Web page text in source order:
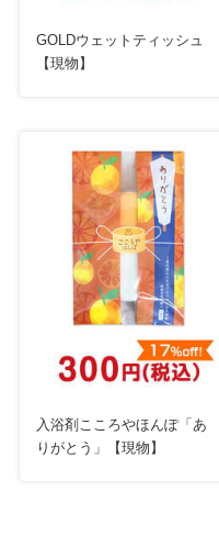
GOLDウェットティッシュ
【現物】
入浴剤こころやほんぽ「あ
りがとう」【現物】